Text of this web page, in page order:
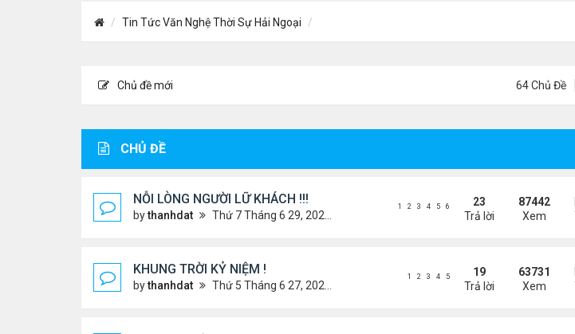
Tin Tức Văn Nghệ Thời Sự Hải Ngoại
Chủ đề mới 64 Chủ Đề
CHỦ ĐỀ
NỖI LÒNG NGƯỜI LỮ KHÁCH !!!
bythanhdat Thứ 7 Tháng 6 29, 2024 5:28 pm
23
Trả lời
87442
Xem
1 2 3 4 5 6
KHUNG TRỜI KỶ NIỆM !
bythanhdat Thứ 5 Tháng 6 27, 2024 9:56 am
19
Trả lời
63731
Xem
1 2 3 4 5